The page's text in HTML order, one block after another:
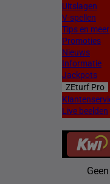
Uitslagen
V-spellen
Tips en meer
Promoties
Nieuws
Informatie
Jackpots
ZEturf Pro
Live beelden